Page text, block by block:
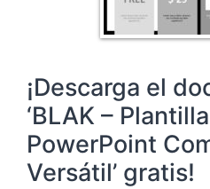
¡Descarga el
‘BLAK –
PowerPoint
Versátil’ gratis!